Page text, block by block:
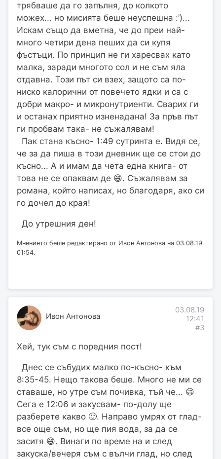
трябваше да го запълня, до колкото
можех... но мисията беше неуспешна :’)...
Искам също да вметна, че до преи най-
много четири дена пеших да си купя
фъстъци. По принцип не ги харесвах като
малка, заради многото сол и не съм яла
отдавна. Този път си взех, защото са по-
ниско калорични от повечето ядки и са с
добри макро- и микронутриенти. Сварих ги
и останах приятно изненадана! За пръв път
ги пробвам така- не съжалявам!
Пак стана късно- 1:49 сутринта е. Видя се,
че за да пиша в този дневник ще се стои до
късно... А и имам да чета една книга- от
това не се опаквам де 😄. Съжалявам за
романа, който написах, но благодаря, ако си
го дочел до края!
До утрешния ден!
Мнението беше редактирано от Ивон Антонова на 03.08.19
01:54.
Ивон Антонова
03.08.19
12:41
#3
Хей, тук съм с поредния пост!
Днес се събудих малко по-късно- към
8:35-45. Нещо такова беше. Много не ми се
ставаше, но утре съм почивка, тъй че... 😄
Сега е 12:06 и закусвам- по-долу ще
разберете какво 🙂. Направо умрях от глад-
все още съм, но ще пия вода, за да се
заситя 😄. Винаги по време на и след
закуска/вечеря съм с вълчи глад, но след